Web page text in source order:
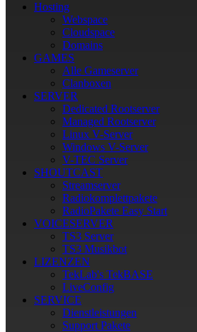
Hosting
Webspace
Cloudspace
Domains
GAMES
Alle Gameserver
Clanboxen
SERVER
Dedicated Rootserver
Managed Rootserver
Linux V-Server
Windows V-Server
V-TEC Server
SHOUTCAST
Streamserver
Radiokomplettpakete
RadioPakete Easy Start
VOICESERVER
TS3 Server
TS3 Musikbot
LIZENZEN
TekLab's TekBASE
LiveConfig
SERVICE
Dienstleistungen
Support Pakete